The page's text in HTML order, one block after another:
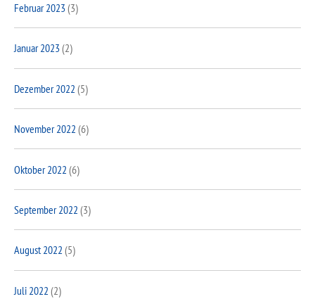
Februar 2023(3)
Januar 2023(2)
Dezember 2022 (5)
November 2022 (6)
Oktober 2022 (6)
September 2022 (3)
August 2022 (5)
Juli 2022 (2)